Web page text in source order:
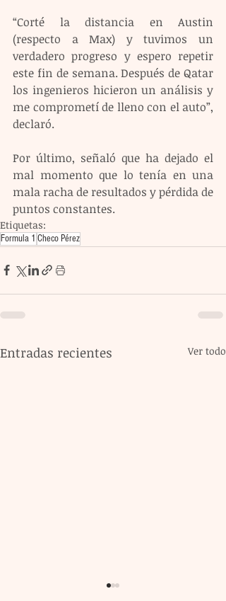
“Corté la distancia en Austin
(respecto a Max) y tuvimos un
verdadero progreso y espero repetir
este fin de semana. Después de Qatar
los ingenieros hicieron un análisis y
me comprometí de lleno con el auto”,
declaró.
Por último, señaló que ha dejado el
mal momento que lo tenía en una
mala racha de resultados y pérdida de
puntos constantes.
Etiquetas:
Formula 1 Checo Pérez
Entradas recientes Ver todo